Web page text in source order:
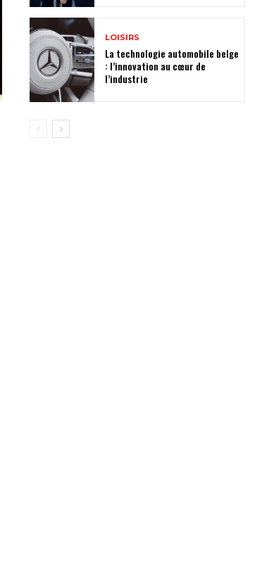
LOISIRS
La technologie automobile belge
: l’innovation au cœur de
l’industrie